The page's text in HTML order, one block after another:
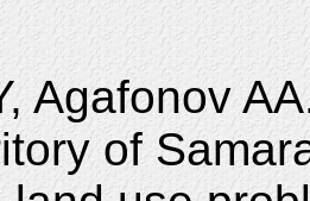
Agafonov
of